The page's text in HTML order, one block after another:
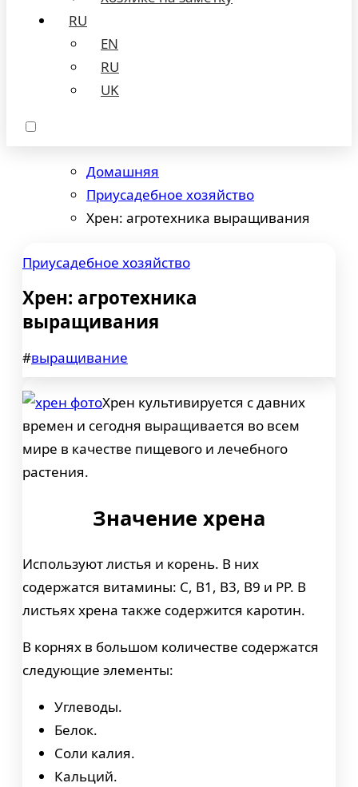
RU
EN
RU
UK
Домашняя
Приусадебное хозяйство
Хрен: агротехника выращивания
Приусадебное хозяйство
Хрен: агротехника
выращивания
#выращивание
Хрен культивируется с давних
времен и сегодня выращивается во всем
мире в качестве пищевого и лечебного
растения.
Значение хрена
Используют листья и корень. В них
содержатся витамины: С, В1, В3, В9 и РР. В
листьях хрена также содержится каротин.
В корнях в большом количестве содержатся
следующие элементы:
Углеводы.
Белок.
Соли калия.
Кальций.